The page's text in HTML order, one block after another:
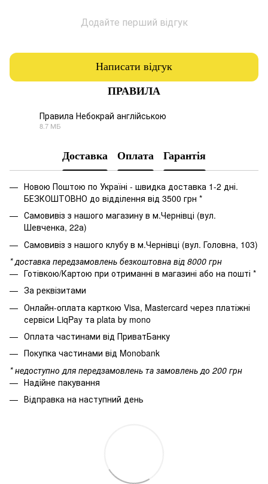
Додайте перший відгук
Написати відгук
ПРАВИЛА
Правила Небокрай англійською
8.7 МБ
Доставка Оплата Гарантія
Новою Поштою по Україні - швидка доставка 1-2 дні.
БЕЗКОШТОВНО до відділення від 3500 грн *
Самовивіз з нашого магазину в м.Чернівці (вул.
Шевченка, 22а)
Самовивіз з нашого клубу в м.Чернівці (вул. Головна, 103)
* доставка передзамовлень безкоштовна від 8000 грн
Готівкою/Картою при отриманні в магазині або на пошті *
За реквізитами
Онлайн-оплата карткою Visa, Mastercard через платіжні
сервіси LiqPay та plata by mono
Оплата частинами від ПриватБанку
Покупка частинами від Monobank
* недоступно для передзамовлень та замовлень до 200 грн
Надійне пакування
Відправка на наступний день